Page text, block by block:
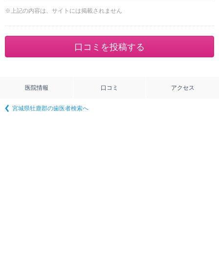
※上記の内容は、サイトには掲載されません
医院情報 口コミ アクセス
宮城県牡鹿郡の歯医者検索へ